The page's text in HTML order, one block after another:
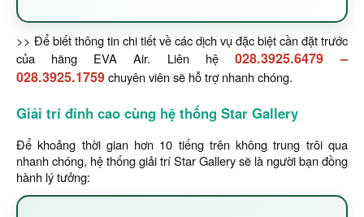
>> Để biết thông tin chi tiết về các dịch vụ đặc biệt cần đặt trước
của hãng EVA Air. Liên hệ 028.3925.6479–
028.3925.1759chuyên viên sẽ hỗ trợ nhanh chóng.
Giải trí đỉnh cao cùng hệ thống Star Gallery
Để khoảng thời gian hơn 10 tiếng trên không trung trôi qua
nhanh chóng, hệ thống giải trí Star Gallery sẽ là người bạn đồng
hành lý tưởng: